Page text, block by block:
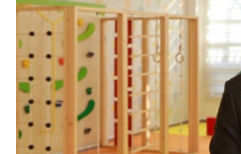
GÜNLÜK HABER AKIŞI
GÖKSUN HAFIZLIK KIZ
ÖĞRENCILERINE DARENDE